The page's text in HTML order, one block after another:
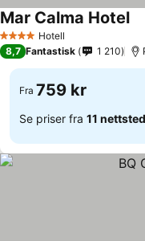
4 StjernerHotell
Mar Calma Hotel
8,7 Fantastisk 1 210
Fra 759 kr
Se priser fra 11